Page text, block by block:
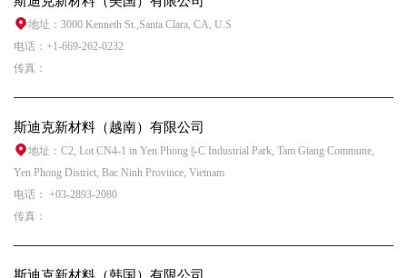
地址：3000 Kenneth St.,Santa Clara, CA, U.S
电话：+1-669-262-0232
传真：
斯迪克新材料（越南）有限公司
地址：C2, Lot CN4-1 in Yen Phong ||-C Industrial Park, Tam Giang Commune,
Yen Phong District, Bac Ninh Province, Vietnam
电话： +03-2893-2080
传真：